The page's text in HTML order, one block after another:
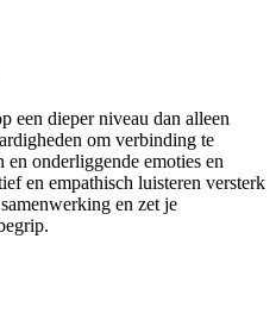
een dieper niveau dan alleen
om verbinding te
onderliggende emoties en
en empathisch luisteren versterk
en zet je